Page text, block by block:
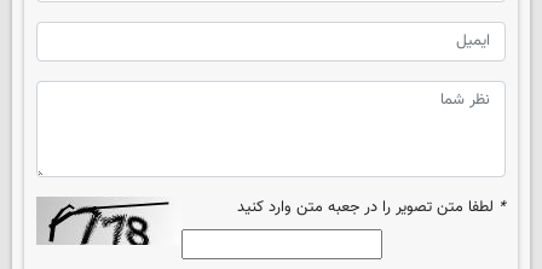
* لطفا متن تصویر را در جعبه متن وارد کنید